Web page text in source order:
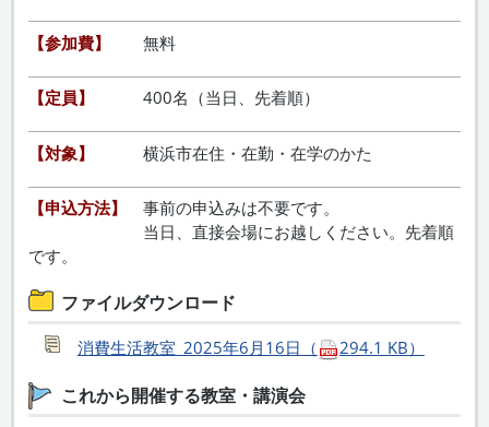
【参加費】 無料
【定員】 400名（当日、先着順）
【対象】 横浜市在住・在勤・在学のかた
【申込方法】
事前の申込みは不要です。
当日、直接会場にお越しください。先着順
です。
ファイルダウンロード
消費生活教室_2025年6月16日（ 294.1 KB）
これから開催する教室・講演会